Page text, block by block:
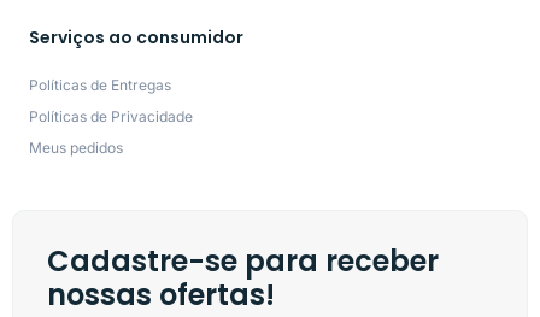
Serviços ao consumidor
Políticas de Entregas
Políticas de Privacidade
Meus pedidos
Cadastre-se para receber
nossas ofertas!